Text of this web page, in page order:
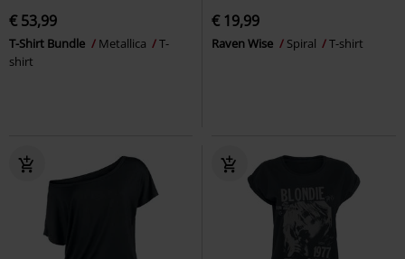
€ 53,99
T-Shirt Bundle Metallica
T-
shirt
€ 19,99
Raven Wise Spiral T-shirt